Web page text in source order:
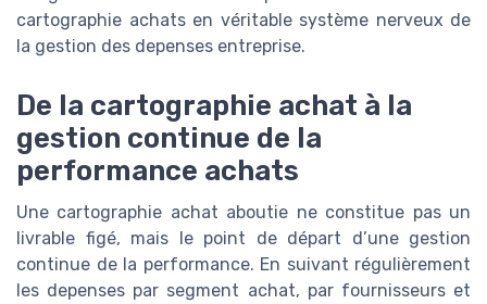
cartographie achats en véritable système nerveux de
la gestion des depenses entreprise.
De la cartographie achat à la
gestion continue de la
performance achats
Une cartographie achat aboutie ne constitue pas un
livrable figé, mais le point de départ d’une gestion
continue de la performance. En suivant régulièrement
les depenses par segment achat, par fournisseurs et